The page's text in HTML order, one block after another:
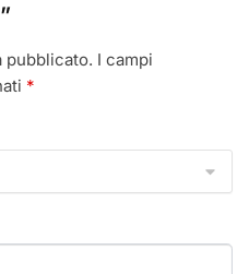
pubblicato. I campi
*